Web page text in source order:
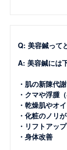
Q: 美容鍼って
A: 美容鍼には
・肌の新陳代
・クマや浮腫
・乾燥肌やオ
・化粧のノリ
・リフトアッ
・身体改善